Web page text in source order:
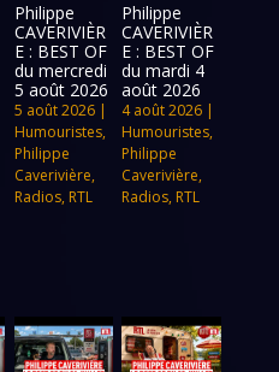
Philippe
CAVERIVIÈR
E : BEST OF
du mercredi
5 août 2026
5 août 2026|
Humouristes,
Philippe
Caverivière,
Radios, RTL
Philippe
CAVERIVIÈR
E : BEST OF
du mardi 4
août 2026
4 août 2026 |
Humouristes,
Philippe
Caverivière,
Radios, RTL